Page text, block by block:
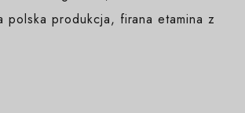
polska produkcja, firana etamina z